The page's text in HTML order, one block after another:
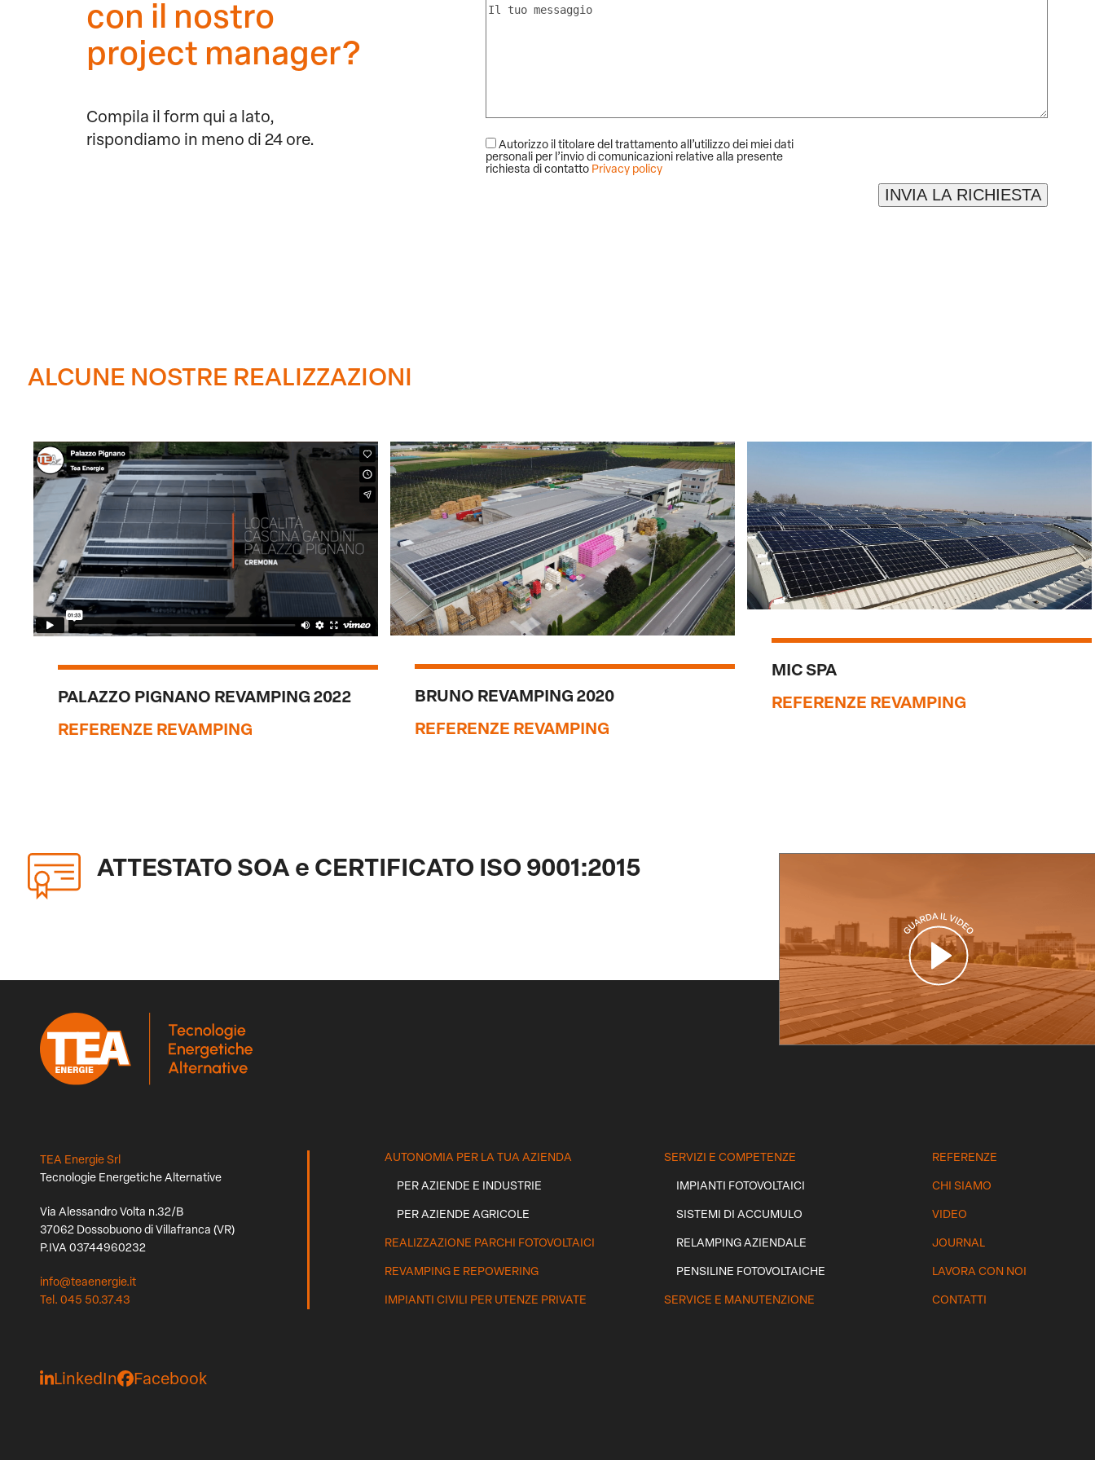
con il nostro
project manager?
Compila il form qui a lato,
rispondiamo in meno di 24 ore.
Autorizzo il titolare del trattamento all’utilizzo dei miei dati
personali per l’invio di comunicazioni relative alla presente
richiesta di contatto Privacy policy
ALCUNE NOSTRE REALIZZAZIONI
PALAZZO PIGNANO REVAMPING 2022
REFERENZE REVAMPING
BRUNO REVAMPING 2020
REFERENZE REVAMPING
MIC SPA
REFERENZE REVAMPING
ATTESTATO SOA e CERTIFICATO ISO 9001:2015
TEA Energie Srl
Tecnologie Energetiche Alternative
Via Alessandro Volta n.32/B
37062 Dossobuono di Villafranca (VR)
P.IVA 03744960232
info@teaenergie.it
Tel. 045 50.37.43
LinkedIn Facebook
AUTONOMIA PER LA TUA AZIENDA
PER AZIENDE E INDUSTRIE
PER AZIENDE AGRICOLE
REALIZZAZIONE PARCHI FOTOVOLTAICI
REVAMPING E REPOWERING
IMPIANTI CIVILI PER UTENZE PRIVATE
SERVIZI E COMPETENZE
IMPIANTI FOTOVOLTAICI
SISTEMI DI ACCUMULO
RELAMPING AZIENDALE
PENSILINE FOTOVOLTAICHE
SERVICE E MANUTENZIONE
REFERENZE
CHI SIAMO
VIDEO
JOURNAL
LAVORA CON NOI
CONTATTI